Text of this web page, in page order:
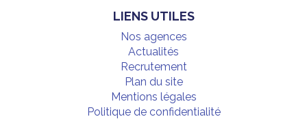
LIENS UTILES
Nos agences
Actualités
Recrutement
Plan du site
Mentions légales
Politique de confidentialité